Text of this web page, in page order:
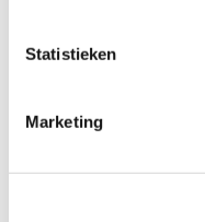
Statistieken
Marketing
Bestel vanuit